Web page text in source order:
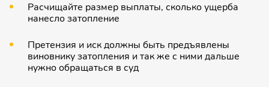
Расчищайте размер выплаты, сколько ущерба
нанесло затопление
Претензия и иск должны быть предъявле­ны
виновнику затопления и так же с ними дальше
нужно обращаться в суд